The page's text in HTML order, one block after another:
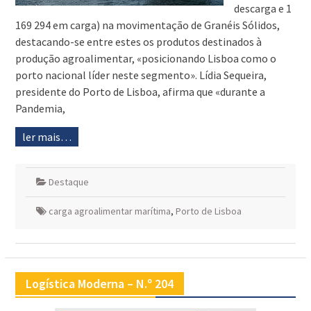
descarga e 1
169 294 em carga) na movimentação de Granéis Sólidos,
destacando-se entre estes os produtos destinados à
produção agroalimentar, «posicionando Lisboa como o
porto nacional líder neste segmento». Lídia Sequeira,
presidente do Porto de Lisboa, afirma que «durante a
Pandemia,
ler mais…
Destaque
carga agroalimentar marítima, Porto de Lisboa
Logística Moderna – N.º 204